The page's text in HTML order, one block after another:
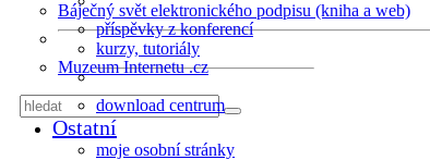
Báječný svět elektronického podpisu (kniha a web)
Muzeum Internetu .cz
příspěvky z konferencí
kurzy, tutoriály
download centrum
Ostatní
moje osobní stránky